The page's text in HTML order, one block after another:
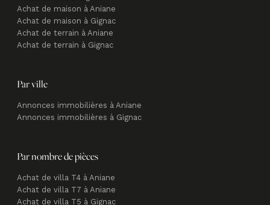
Achat de maison à Gignac
Achat de terrain à Aniane
Achat de terrain à Gignac
Annonces immobilières à Aniane
Annonces immobilières à Gignac
Achat de villa T4 à Aniane
Achat de villa T7 à Aniane
Achat de villa T5 à Gignac
Achat de villa T6 à Gignac